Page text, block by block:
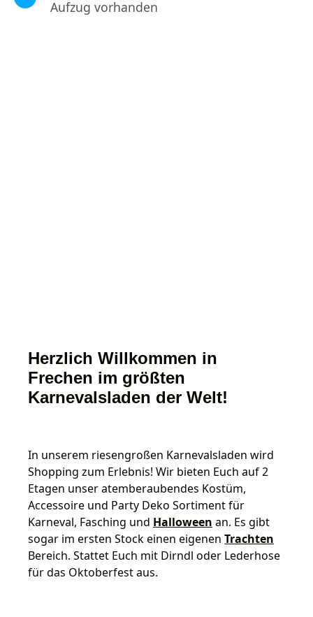
Aufzug vorhanden
Herzlich Willkommen in
Frechen im größten
Karnevalsladen der Welt!
In unserem riesengroßen Karnevalsladen wird
Shopping zum Erlebnis! Wir bieten Euch auf 2
Etagen unser atemberaubendes Kostüm,
Accessoire und Party Deko Sortiment für
Karneval, Fasching und Halloween an. Es gibt
sogar im ersten Stock einen eigenen Trachten
Bereich. Stattet Euch mit Dirndl oder Lederhose
für das Oktoberfest aus.